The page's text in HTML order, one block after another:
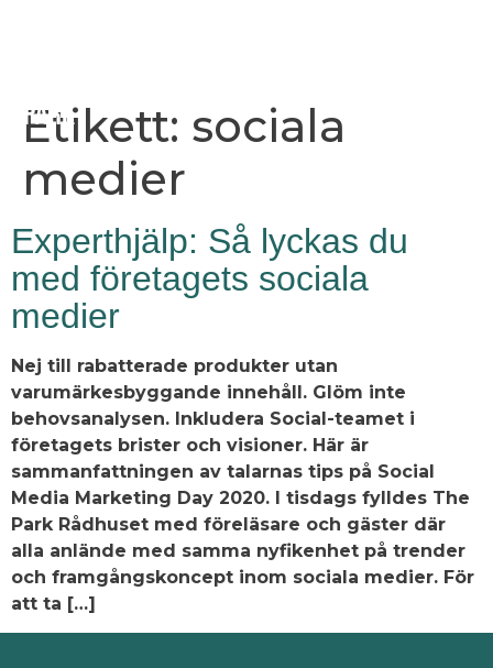
Etikett: sociala
medier
Experthjälp: Så lyckas du
med företagets sociala
medier
Nej till rabatterade produkter utan
varumärkesbyggande innehåll. Glöm inte
behovsanalysen. Inkludera Social-teamet i
företagets brister och visioner. Här är
sammanfattningen av talarnas tips på Social
Media Marketing Day 2020. I tisdags fylldes The
Park Rådhuset med föreläsare och gäster där
alla anlände med samma nyfikenhet på trender
och framgångskoncept inom sociala medier. För
att ta […]